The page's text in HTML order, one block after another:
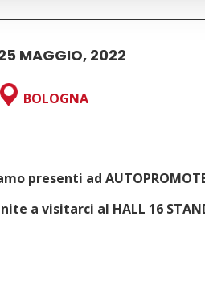
MAGGIO, 2022
BOLOGNA
presenti ad
a visitarci al HALL 16